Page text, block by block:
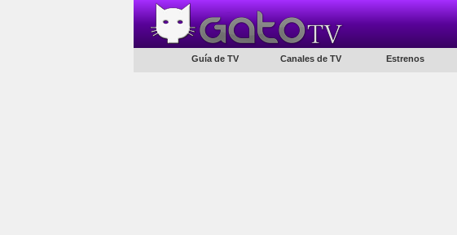
Guía de TV Canales de TV Estrenos